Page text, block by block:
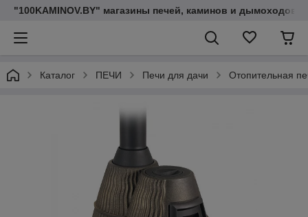
"100KAMINOV.BY" магазины печей, каминов и дымоходов
Каталог ПЕЧИ Печи для дачи Отопительная